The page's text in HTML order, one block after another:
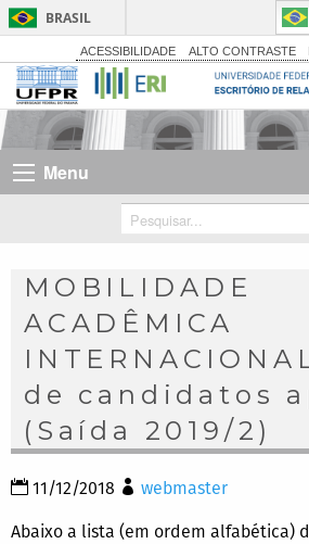
BRASIL
ACESSIBILIDADE ALTO CONTRASTE
Menu
MOBILIDADE
ACADÊMICA
de candidatos
(Saída 2019/2)
11/12/2018 webmaster
Abaixo a lista (em ordem alfabética)